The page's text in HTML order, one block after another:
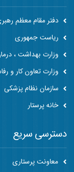
دفتر مقام معظم
ریاست جمهوری
وزارت بهداشت ،
وزارت تعاون کار و
سازمان نظام پزشکی
خانه پرستار
دسترسی سریع
معاونت پرستاری